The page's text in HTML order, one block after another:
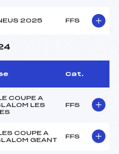
2025 FFS
Cat.
COUPE A
LES
FFS
COUPE A
GEANT
FFS